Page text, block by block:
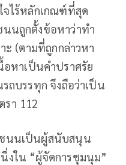
จไร้หลักเกณฑ์ที่สุด
นถูกตั้งข้อหาว่าทำ
ะ (ตามที่ถูกกล่าวหา
หาเป็นคำปราศรัย
ถบรรทุก จึงถือว่าเป็น
า 112
นนเป็นผู้สนับสนุน
งใน “ผู้จัดการชุมนุม”